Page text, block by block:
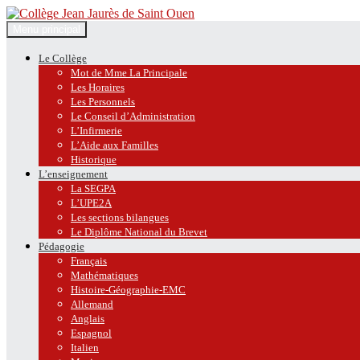
Collège Jean Jaurès de Saint
Recherche
au
contenu
Le Collège
Mot de Mme La Principale
Les Horaires
Les Personnels
Le Conseil d’Administration
L’Infirmerie
L’Aide aux Familles
Historique
L’enseignement
La SEGPA
L’UPE2A
Les sections bilangues
Le Diplôme National du Brevet
Pédagogie
Français
Mathématiques
Histoire-Géographie-EMC
Allemand
Anglais
Espagnol
Italien